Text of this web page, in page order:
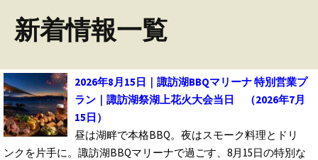
ツ
へ
キ
ッ
プ
新着情報一覧
2026年8月15日｜諏訪湖BBQマリーナ 特別営業プ
ラン｜諏訪湖祭湖上花火大会当日
（2026年7月
15日）
昼は湖畔で本格BBQ。夜はスモーク料理とドリ
ンクを片手に。諏訪湖BBQマリーナで過ごす、8月15日の特別な